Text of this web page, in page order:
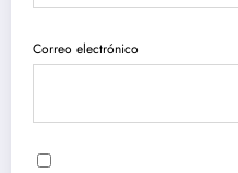
Correo electrónico